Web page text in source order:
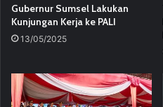
Gubernur Sumsel Lakukan
Kunjungan Kerja ke PALI
13/05/2025